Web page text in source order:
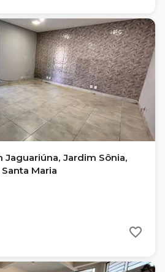
Jaguariúna, Jardim Sônia,
Maria